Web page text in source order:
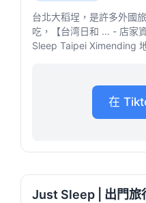
台北大稻埕，是許多外國
吃，【台湾日和 ... - 店家
Sleep Taipei Ximending
在
Just Sleep | 出門旅